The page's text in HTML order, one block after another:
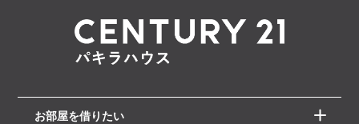
お部屋を借りたい